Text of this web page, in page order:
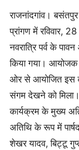
राजनांदगांव।
प्रांगण में रविवार, 28
नवरात्रि पर्व के
किया गया। आयोजक
ओर से आयोजित इस
संगम देखने को मिला।
कार्यक्रम के मुख्य
अतिथि के रूप में
शेखर यादव, बिट्टू